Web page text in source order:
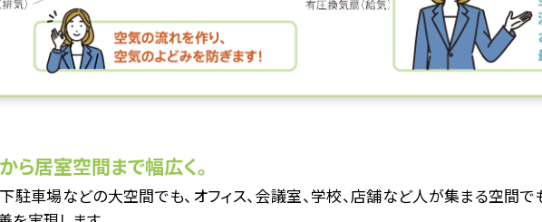
ら居室空間まで幅広く。
駐車場などの大空間でも、オフィス、会議室、学校、店舗など人が集まる空間で